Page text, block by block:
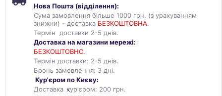
Нова Пошта (відділення):
Сума замовлення більше 1000 грн. (з урахуванням
знижки) - доставка БЕЗКОШТОВНА.
Термін доставки 2-5 днів.
Доставка на магазини мережі:
БЕЗКОШТОВНО.
Термін доставки: 2-5 днів.
Бронь замовлення: 3 дні.
Кур'єром по Києву:
Доставка кур'єром: 200 грн.